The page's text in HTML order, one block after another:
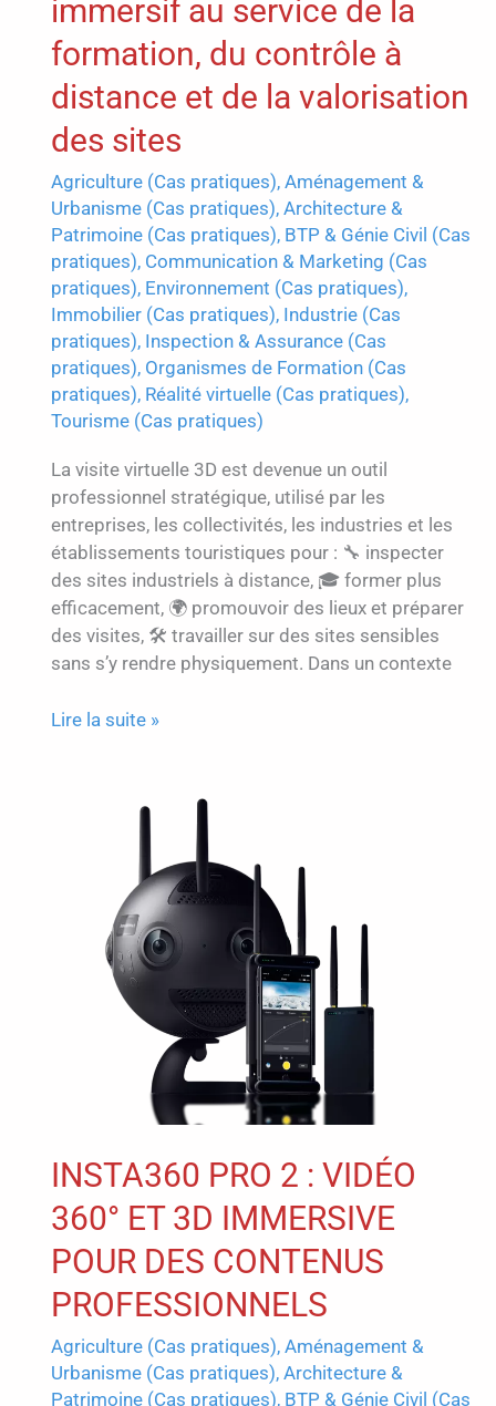
immersif au service de la
formation, du contrôle à
distance et de la valorisation
des sites
Agriculture (Cas pratiques), Aménagement &
Urbanisme (Cas pratiques), Architecture &
Patrimoine (Cas pratiques), BTP & Génie Civil (Cas
pratiques), Communication & Marketing (Cas
pratiques), Environnement (Cas pratiques),
Immobilier (Cas pratiques), Industrie (Cas
pratiques), Inspection & Assurance (Cas
pratiques), Organismes de Formation (Cas
pratiques), Réalité virtuelle (Cas pratiques),
Tourisme (Cas pratiques)
La visite virtuelle 3D est devenue un outil
professionnel stratégique, utilisé par les
entreprises, les collectivités, les industries et les
établissements touristiques pour : 🔧 inspecter
des sites industriels à distance, 🎓 former plus
efficacement, 🌍 promouvoir des lieux et préparer
des visites, 🛠️ travailler sur des sites sensibles
sans s’y rendre physiquement. Dans un contexte
Visite
service
et
de
la
valorisation
des
sites
Lire la suite »
INSTA360 PRO 2 : VIDÉO
360° ET 3D IMMERSIVE
POUR DES CONTENUS
PROFESSIONNELS
Agriculture (Cas pratiques), Aménagement &
Urbanisme (Cas pratiques), Architecture &
Patrimoine (Cas pratiques), BTP & Génie Civil (Cas